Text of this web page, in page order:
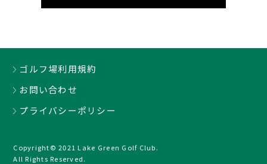
ゴルフ場利用規約
お問い合わせ
プライバシーポリシー
Copyright© 2021 Lake Green Golf Club.
All Rights Reserved.